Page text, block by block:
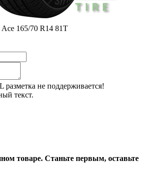
165/70 R14 81T
разметка не поддерживается!
текст.
товаре. Станьте первым, оставьте